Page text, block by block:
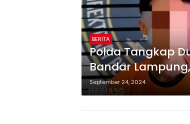
BERITA
Polda Tangkap
Bandar
September 24, 2024